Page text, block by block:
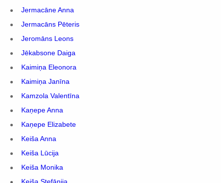
Jermacāne Anna
Jermacāns Pēteris
Jeromāns Leons
Jēkabsone Daiga
Kaimiņa Eleonora
Kaimiņa Janīna
Kamzola Valentīna
Kaņepe Anna
Kaņepe Elizabete
Keiša Anna
Keiša Lūcija
Keiša Monika